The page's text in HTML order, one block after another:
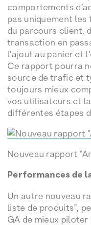
comportements
pas uniquement
du parcours client,
transaction en
l’ajout au panier et
Ce rapport pourra
source de trafic et
toujours mieux
vos utilisateurs et
différentes étapes
Nouveau rapport
Performances de
Un autre nouveau
liste de produits”,
GA de mieux